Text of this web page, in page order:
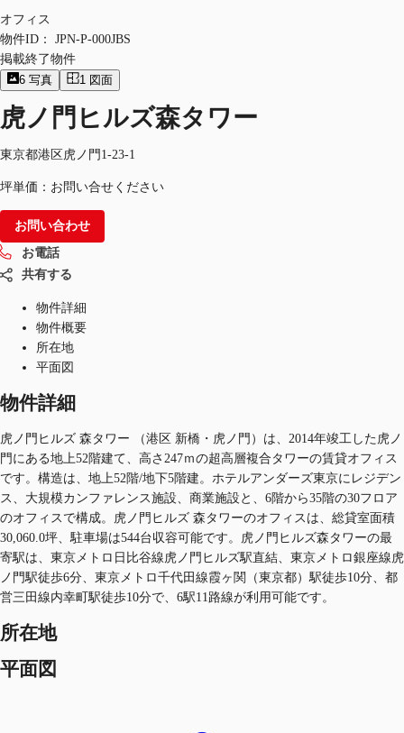
オフィス
物件ID：
JPN-P-000JBS
掲載終了物件
6 写真 1 図面
虎ノ門ヒルズ森タワー
東京都港区虎ノ門1-23-1
坪単価：お問い合せください
お問い合わせ
お電話
共有する
物件詳細
物件概要
所在地
平面図
物件詳細
虎ノ門ヒルズ 森タワー （港区 新橋・虎ノ門）は、2014年竣工した虎ノ
門にある地上52階建て、高さ247ｍの超高層複合タワーの賃貸オフィス
です。構造は、地上52階/地下5階建。ホテルアンダーズ東京にレジデン
ス、大規模カンファレンス施設、商業施設と、6階から35階の30フロア
のオフィスで構成。虎ノ門ヒルズ 森タワーのオフィスは、総貸室面積
30,060.0坪、駐車場は544台収容可能です。虎ノ門ヒルズ森タワーの最
寄駅は、東京メトロ日比谷線虎ノ門ヒルズ駅直結、東京メトロ銀座線虎
ノ門駅徒歩6分、東京メトロ千代田線霞ヶ関（東京都）駅徒歩10分、都
営三田線内幸町駅徒歩10分で、6駅11路線が利用可能です。
所在地
平面図